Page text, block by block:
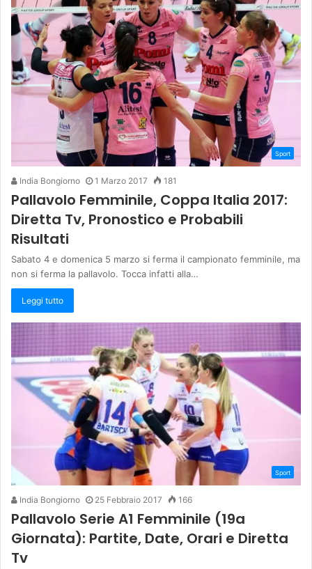
Sport
India Bongiorno 1 Marzo 2017 181
Pallavolo Femminile, Coppa Italia 2017:
Diretta Tv, Pronostico e Probabili
Risultati
Sabato 4 e domenica 5 marzo si ferma il campionato femminile, ma
non si ferma la pallavolo. Tocca infatti alla…
Leggi tutto
Sport
India Bongiorno 25 Febbraio 2017 166
Pallavolo Serie A1 Femminile (19a
Giornata): Partite, Date, Orari e Diretta
Tv